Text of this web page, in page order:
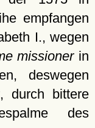
empfangen
I., wegen
missionerin
deswegen
durch bittere
des